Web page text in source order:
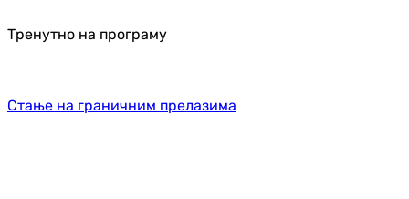
Тренутно на програму
Стање на граничним прелазима